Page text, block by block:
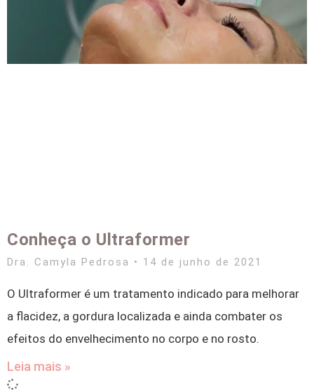
Conheça o Ultraformer
Dra. Camyla Pedrosa 14 de junho de 2021
O Ultraformer é um tratamento indicado para melhorar
a flacidez, a gordura localizada e ainda combater os
efeitos do envelhecimento no corpo e no rosto.
Leia mais »